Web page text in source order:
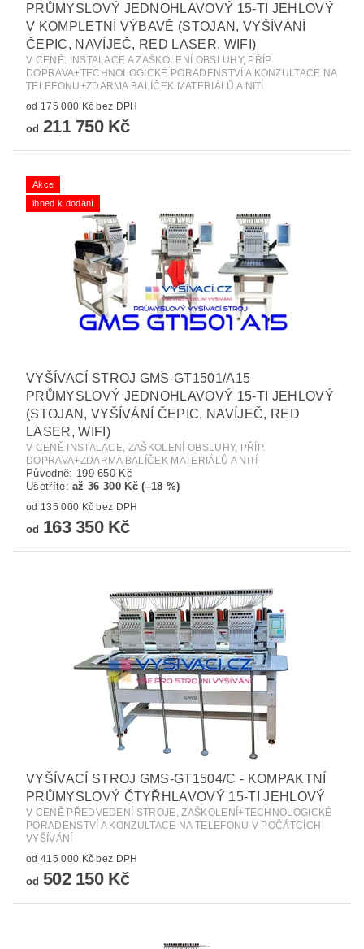
PRŮMYSLOVÝ JEDNOHLAVOVÝ 15-TI JEHLOVÝ
V KOMPLETNÍ VÝBAVĚ (STOJAN, VYŠÍVÁNÍ
ČEPIC, NAVÍJEČ, RED LASER, WIFI)
V CENĚ: INSTALACE A ZAŠKOLENÍ OBSLUHY, PŘÍP.
DOPRAVA+TECHNOLOGICKÉ PORADENSTVÍ A KONZULTACE NA
TELEFONU+ZDARMA BALÍČEK MATERIÁLŮ A NITÍ
od 175 000 Kč bez DPH
od 211 750 Kč
Akce
ihned k dodání
VYŠÍVACÍ STROJ GMS-GT1501/A15
PRŮMYSLOVÝ JEDNOHLAVOVÝ 15-TI JEHLOVÝ
(STOJAN, VYŠÍVÁNÍ ČEPIC, NAVÍJEČ, RED
LASER, WIFI)
V CENĚ INSTALACE, ZAŠKOLENÍ OBSLUHY, PŘÍP.
DOPRAVA+ZDARMA BALÍČEK MATERIÁLŮ A NITÍ
Původně: 199 650 Kč
Ušetříte:až 36 300 Kč (–18 %)
od 135 000 Kč bez DPH
od 163 350 Kč
VYŠÍVACÍ STROJ GMS-GT1504/C - KOMPAKTNÍ
PRŮMYSLOVÝ ČTYŘHLAVOVÝ 15-TI JEHLOVÝ
V CENĚ PŘEDVEDENÍ STROJE, ZAŠKOLENÍ+TECHNOLOGICKÉ
PORADENSTVÍ A KONZULTACE NA TELEFONU V POČÁTCÍCH
VYŠÍVÁNÍ
od 415 000 Kč bez DPH
od 502 150 Kč